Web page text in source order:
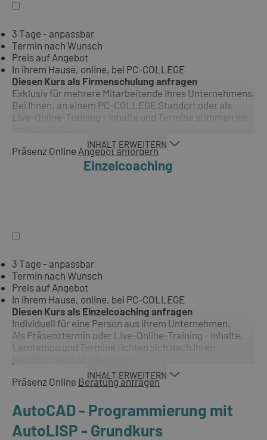
3 Tage - anpassbar
Termin nach Wunsch
Preis auf Angebot
In ihrem Hause, online, bei PC-COLLEGE
Diesen Kurs als Firmenschulung anfragen
Exklusiv für mehrere Mitarbeitende Ihres Unternehmens.
Bei Ihnen, an einem PC-COLLEGE Standort oder als
Live-Online-Training - Inhalte und Termine stimmen wir
INHALT ERWEITERN
Präsenz Online Angebot anfordern
Einzelcoaching
3 Tage - anpassbar
Termin nach Wunsch
Preis auf Angebot
In ihrem Hause, online, bei PC-COLLEGE
Diesen Kurs als Einzelcoaching anfragen
Individuell für eine Person aus Ihrem Unternehmen.
Als Präsenztermin oder Live-Online-Training - Inhalte,
Lerntempo und Termine richten sich nach Ihren
INHALT ERWEITERN
Präsenz Online Beratung anfragen
AutoCAD - Programmierung mit
AutoLISP - Grundkurs